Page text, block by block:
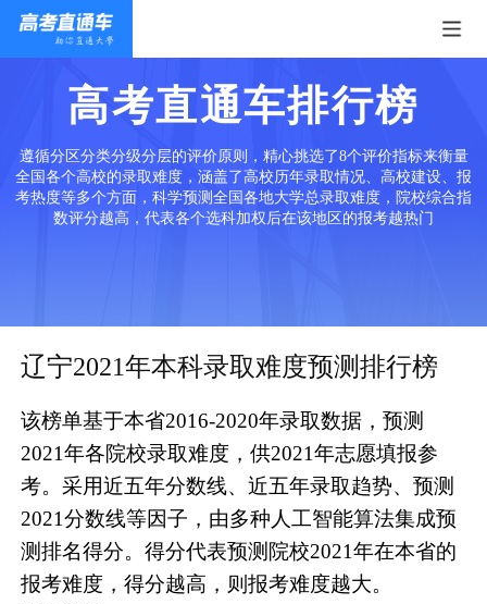
高考直通车排行榜
遵循分区分类分级分层的评价原则，精心挑选了8个评价指标来衡量
全国各个高校的录取难度，涵盖了高校历年录取情况、高校建设、报
考热度等多个方面，科学预测全国各地大学总录取难度，院校综合指
数评分越高，代表各个选科加权后在该地区的报考越热门
辽宁2021年本科录取难度预测排行榜
该榜单基于本省2016-2020年录取数据，预测
2021年各院校录取难度，供2021年志愿填报参
考。采用近五年分数线、近五年录取趋势、预测
2021分数线等因子，由多种人工智能算法集成预
测排名得分。得分代表预测院校2021年在本省的
报考难度，得分越高，则报考难度越大。